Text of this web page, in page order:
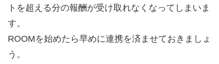
トを超える分の報酬が受け取れなくなってしまいま
す。
ROOMを始めたら早めに連携を済ませておきましょ
う。